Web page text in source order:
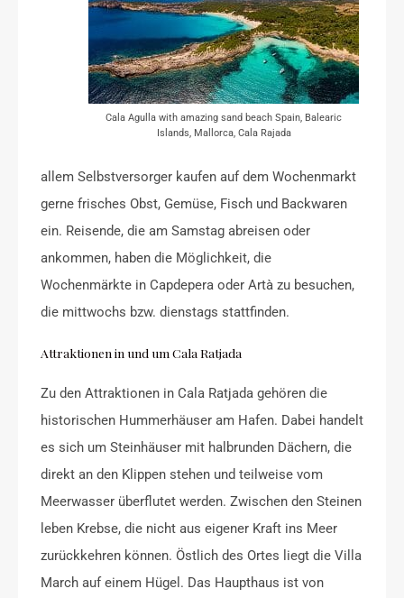
Cala Agulla with amazing sand beach Spain, Balearic
Islands, Mallorca, Cala Rajada
allem Selbstversorger kaufen auf dem Wochenmarkt
gerne frisches Obst, Gemüse, Fisch und Backwaren
ein. Reisende, die am Samstag abreisen oder
ankommen, haben die Möglichkeit, die
Wochenmärkte in Capdepera oder Artà zu besuchen,
die mittwochs bzw. dienstags stattfinden.
Attraktionen in und um Cala Ratjada
Zu den Attraktionen in Cala Ratjada gehören die
historischen Hummerhäuser am Hafen. Dabei handelt
es sich um Steinhäuser mit halbrunden Dächern, die
direkt an den Klippen stehen und teilweise vom
Meerwasser überflutet werden. Zwischen den Steinen
leben Krebse, die nicht aus eigener Kraft ins Meer
zurückkehren können. Östlich des Ortes liegt die Villa
March auf einem Hügel. Das Haupthaus ist von